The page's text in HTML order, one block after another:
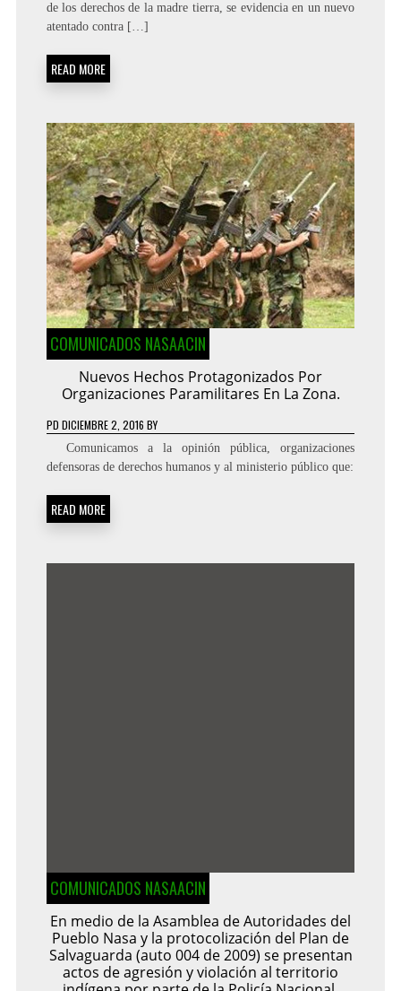
de los derechos de la madre tierra, se evidencia en un nuevo
atentado contra […]
READ MORE
COMUNICADOS NASAACIN
Nuevos Hechos Protagonizados Por
Organizaciones Paramilitares En La Zona.
PD DICIEMBRE 2, 2016 BY
Comunicamos a la opinión pública, organizaciones
defensoras de derechos humanos y al ministerio público que:
READ MORE
COMUNICADOS NASAACIN
En medio de la Asamblea de Autoridades del
Pueblo Nasa y la protocolización del Plan de
Salvaguarda (auto 004 de 2009) se presentan
actos de agresión y violación al territorio